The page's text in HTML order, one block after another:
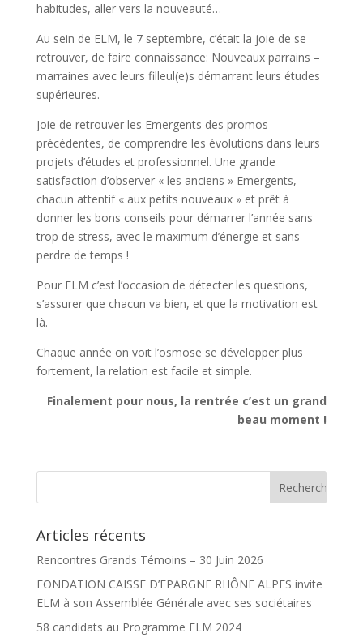
habitudes, aller vers la nouveauté…
Au sein de ELM, le 7 septembre, c’était la joie de se
retrouver, de faire connaissance: Nouveaux parrains –
marraines avec leurs filleul(e)s démarrant leurs études
supérieures.
Joie de retrouver les Emergents des promos
précédentes, de comprendre les évolutions dans leurs
projets d’études et professionnel. Une grande
satisfaction d’observer « les anciens » Emergents,
chacun attentif « aux petits nouveaux » et prêt à
donner les bons conseils pour démarrer l’année sans
trop de stress, avec le maximum d’énergie et sans
perdre de temps !
Pour ELM c’est l’occasion de détecter les questions,
s’assurer que chacun va bien, et que la motivation est
là.
Chaque année on voit l’osmose se développer plus
fortement, la relation est facile et simple.
Finalement pour nous, la rentrée c’est un grand
beau moment !
Articles récents
Rencontres Grands Témoins – 30 Juin 2026
FONDATION CAISSE D’EPARGNE RHÔNE ALPES invite
ELM à son Assemblée Générale avec ses sociétaires
58 candidats au Programme ELM 2024